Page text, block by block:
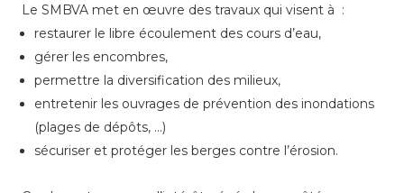
Le SMBVA met en œuvre des travaux qui visent à :
restaurer le libre écoulement des cours d’eau,
gérer les encombres,
permettre la diversification des milieux,
entretenir les ouvrages de prévention des inondations
(plages de dépôts, …)
sécuriser et protéger les berges contre l’érosion.